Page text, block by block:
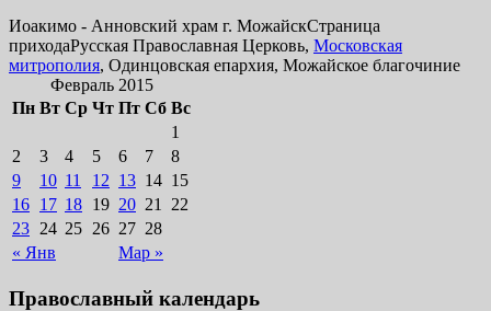
Иоакимо - Анновский храм г. МожайскСтраница
приходаРусская Православная Церковь, Московская
митрополия, Одинцовская епархия, Можайское благочиние
Февраль 2015
Пн Вт Ср Чт Пт Сб Вс
« Янв Мар »
1
2
3 4 5 6 7
8
9
10 11 12 13 14 15
16 17 18 19 20 21
22
23 24 25 26 27 28
Православный календарь